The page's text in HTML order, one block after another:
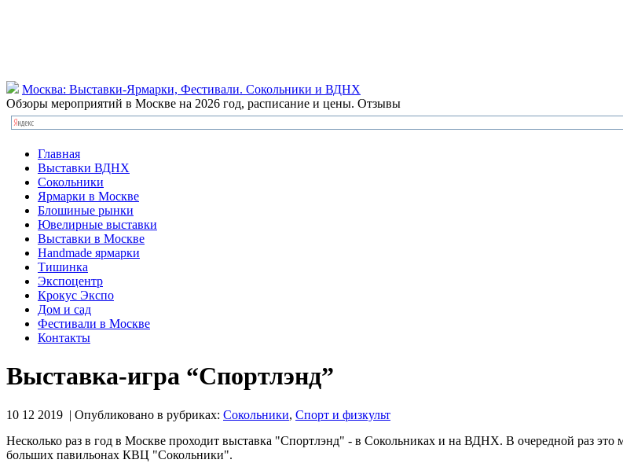
Москва: Выставки-Ярмарки, Фестивали. Сокольники и ВДНХ
Обзоры мероприятий в Москве на 2026 год, расписание и цены. Отзывы
Главная
Выставки ВДНХ
Сокольники
Ярмарки в Москве
Блошиные рынки
Ювелирные выставки
Выставки в Москве
Handmade ярмарки
Тишинка
Экспоцентр
Крокус Экспо
Дом и сад
Фестивали в Москве
Контакты
Выставка-игра “Спортлэнд”
10 12 2019 | Опубликовано в рубриках: Сокольники, Спорт и физкульт
Несколько раз в год в Москве проходит выставка "Спортлэнд" - в Сокольниках и на ВДНХ. В очередной раз это
больших павильонах КВЦ "Сокольники".